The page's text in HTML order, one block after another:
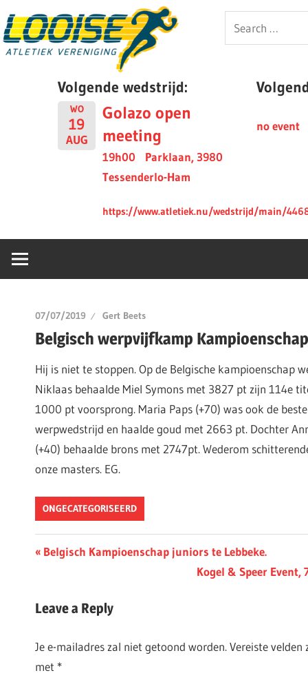
to
content
Looise
Search
for:
Volgende wedstrijd:
WO
19
AUG
Golazo open
meeting
19h00
Parklaan, 3980
Tessenderlo-Ham
https://www.atletiek.nu/wedstrijd/main/
no event
07/07/2019 Gert Beets
Belgisch werpvijfkamp
Hij is niet te stoppen. Op de Belgische kampioenschap
Niklaas behaalde Miel Symons met 3827 pt zijn 114e
1000 pt voorsprong. Maria Paps (+70) was ook de
werpwedstrijd en haalde goud met 2663 pt. Dochter
(+40) behaalde brons met 2747pt. Wederom
onze masters. EG.
ONGECATEGORISEERD
Berichtnavigatie
Previous
Belgisch Kampioenschap juniors te Lebbeke.
Next
Kogel & Speer Event,
Leave a Reply
Je e-mailadres zal niet getoond worden.Vereiste velden
met *